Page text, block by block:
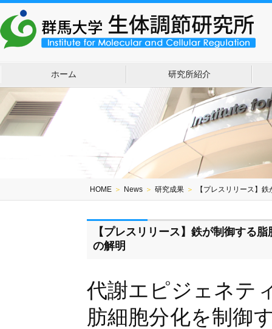
ホーム 研究所紹介
HOME ＞ News ＞ 研究成果 ＞ 【プレスリリース】
【プレスリリース】鉄が制御する
の解明
代謝エピジェネテ
肪細胞分化を制御